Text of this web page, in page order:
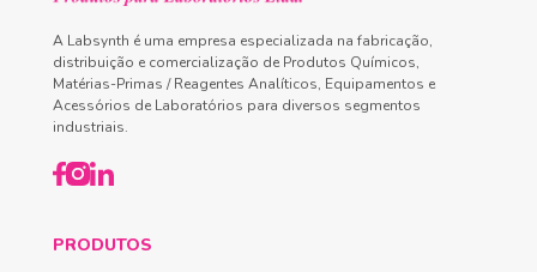
A Labsynth é uma empresa especializada na fabricação,
distribuição e comercialização de Produtos Químicos,
Matérias-Primas / Reagentes Analíticos, Equipamentos e
Acessórios de Laboratórios para diversos segmentos
industriais.
PRODUTOS